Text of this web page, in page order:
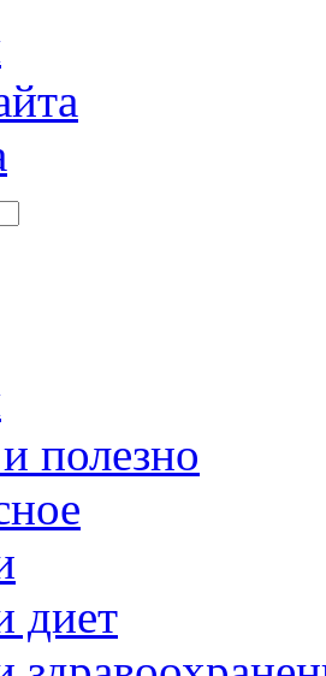
полезно
диет